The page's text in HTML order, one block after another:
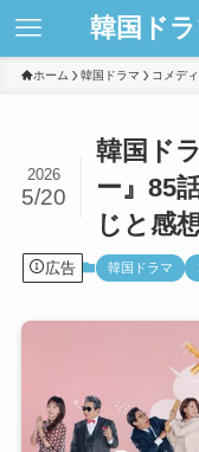
韓国ド
ホーム 韓国ドラマ コメディ
韓国ド
ー』85
じと感
2026
5/20
広告 韓国ドラマ